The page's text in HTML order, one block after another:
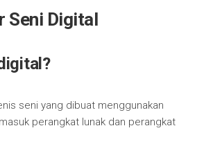
Seni Digital
seni yang dibuat menggunakan
perangkat lunak dan perangkat